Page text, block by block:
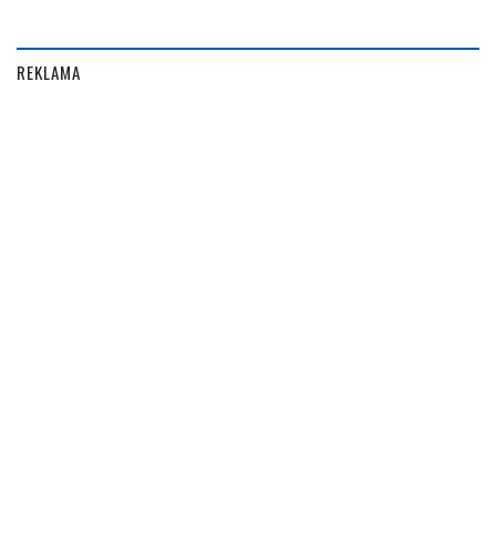
REKLAMA